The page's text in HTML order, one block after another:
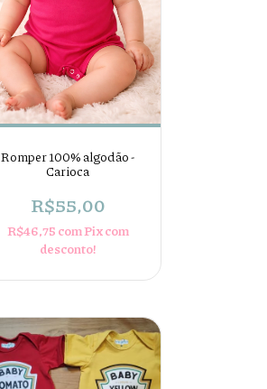
Romper 100% algodão -
Carioca
R$55,00
R$46,75 comPix com
desconto!